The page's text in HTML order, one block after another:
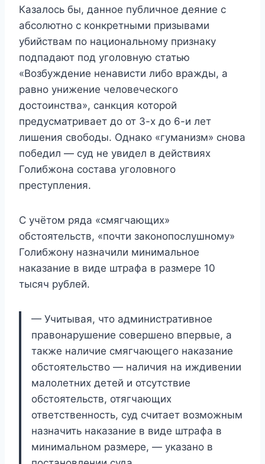
Казалось бы, данное публичное деяние с
абсолютно с конкретными призывами
убийствам по национальному признаку
подпадают под уголовную статью
«Возбуждение ненависти либо вражды, а
равно унижение человеческого
достоинства», санкция которой
предусматривает до от 3-х до 6-и лет
лишения свободы. Однако «гуманизм» снова
победил — суд не увидел в действиях
Голибжона состава уголовного
преступления.
С учётом ряда «смягчающих»
обстоятельств, «почти законопослушному»
Голибжону назначили минимальное
наказание в виде штрафа в размере 10
тысяч рублей.
— Учитывая, что административное
правонарушение совершено впервые, а
также наличие смягчающего наказание
обстоятельство — наличия на иждивении
малолетних детей и отсутствие
обстоятельств, отягчающих
ответственность, суд считает возможным
назначить наказание в виде штрафа в
минимальном размере, — указано в